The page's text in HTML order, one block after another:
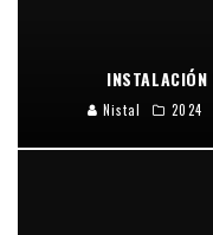
Nistal 2024